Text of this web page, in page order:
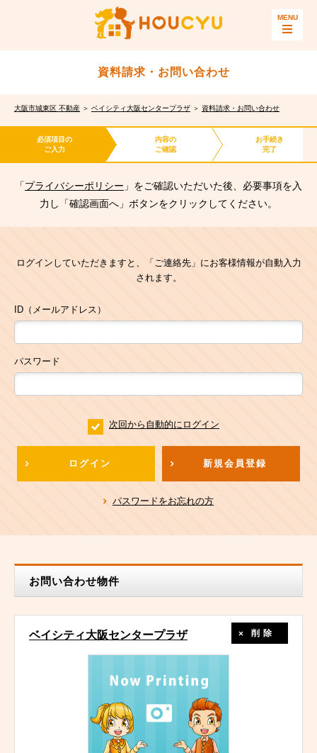
資料請求・お問い合わせ
大阪市城東区 不動産 ＞ ベイシティ大阪センタープラザ ＞ 資料請求・お問い合わせ
必須項目の
ご入力
内容の
ご確認
お手続き
完了
「プライバシーポリシー 」をご確認いただいた後、必要事項を入
力し「確認画面へ」ボタンをクリックしてください。
ログインしていただきますと、「ご連絡先」にお客様情報が自動入力
されます。
ID（メールアドレス）
パスワード
次回から自動的にログイン
ログイン 新規会員登録
パスワードをお忘れの方
お問い合わせ物件
ベイシティ大阪センタープラザ 削除